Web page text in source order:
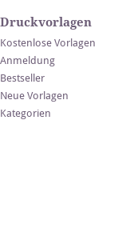
Druckvorlagen
Kostenlose Vorlagen
Anmeldung
Bestseller
Neue Vorlagen
Kategorien